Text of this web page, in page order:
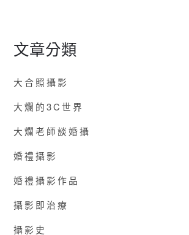
文章分類
大合照攝影
大爛的3C世界
大爛老師談婚攝
婚禮攝影
婚禮攝影作品
攝影即治療
攝影史